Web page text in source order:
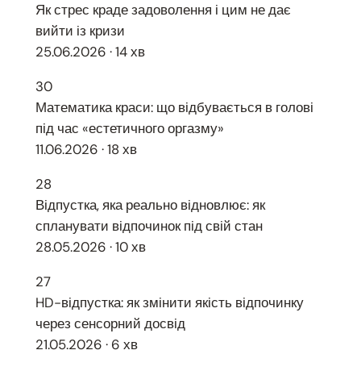
Як стрес краде задоволення і цим не дає
вийти із кризи
25.06.2026 · 14 хв
30
Математика краси: що відбувається в голові
під час «естетичного оргазму»
11.06.2026 · 18 хв
28
Відпустка, яка реально відновлює: як
спланувати відпочинок під свій стан
28.05.2026 · 10 хв
27
HD-відпустка: як змінити якість відпочинку
через сенсорний досвід
21.05.2026 · 6 хв